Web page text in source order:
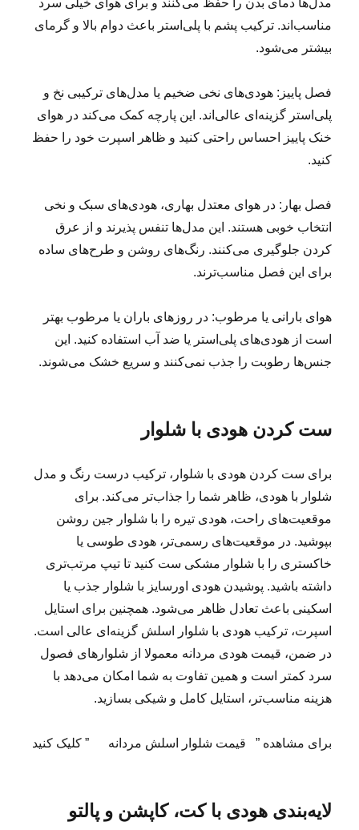
مدل‌ها دمای بدن را حفظ می‌کنند و برای هوای خیلی سرد
مناسب‌اند. ترکیب پشم با پلی‌استر باعث دوام بالا و گرمای
بیشتر می‌شود.
فصل پاییز: هودی‌های نخی ضخیم یا مدل‌های ترکیبی نخ و
پلی‌استر گزینه‌ای عالی‌اند. این پارچه کمک می‌کند در هوای
خنک پاییز احساس راحتی کنید و ظاهر اسپرت خود را حفظ
کنید.
فصل بهار: در هوای معتدل بهاری، هودی‌های سبک و نخی
انتخاب خوبی هستند. این مدل‌ها تنفس پذیرند و از عرق
کردن جلوگیری می‌کنند. رنگ‌های روشن و طرح‌های ساده
برای این فصل مناسب‌ترند.
هوای بارانی یا مرطوب: در روزهای باران یا مرطوب بهتر
است از هودی‌های پلی‌استر یا ضد آب استفاده کنید. این
جنس‌ها رطوبت را جذب نمی‌کنند و سریع خشک می‌شوند.
ست کردن هودی با شلوار
برای ست کردن هودی با شلوار، ترکیب درست رنگ و مدل
شلوار با هودی، ظاهر شما را جذاب‌تر می‌کند. برای
موقعیت‌های راحت، هودی تیره را با شلوار جین روشن
بپوشید. در موقعیت‌های رسمی‌تر، هودی طوسی یا
خاکستری را با شلوار مشکی ست کنید تا تیپ مرتب‌تری
داشته باشید. پوشیدن هودی اورسایز با شلوار جذب یا
اسکینی باعث تعادل ظاهر می‌شود. همچنین برای استایل
اسپرت، ترکیب هودی با شلوار اسلش گزینه‌ای عالی است.
در ضمن، قیمت هودی مردانه معمولا از شلوارهای فصول
سرد کمتر است و همین تفاوت به شما امکان می‌دهد با
هزینه مناسب‌تر، استایل کامل و شیکی بسازید.
برای مشاهده ” قیمت شلوار اسلش مردانه ” کلیک کنید
لایه‌بندی هودی با کت، کاپشن و پالتو